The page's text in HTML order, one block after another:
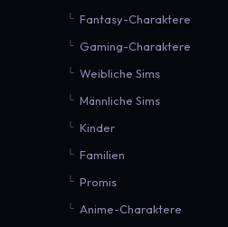
Fantasy-Charaktere
Gaming-Charaktere
Weibliche Sims
Männliche Sims
Kinder
Familien
Promis
Anime-Charaktere